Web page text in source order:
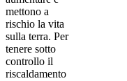
mettono a
rischio la vita
sulla terra. Per
tenere sotto
controllo il
riscaldamento